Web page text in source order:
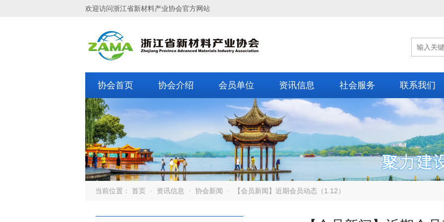
欢迎访问浙江省新材料产业协会官方网站
协会首页 协会介绍 会员单位 资讯信息 社会服务 联系我们
当前位置： 首页 资讯信息 协会新闻 【会员新闻】近期会员动态（1.12）